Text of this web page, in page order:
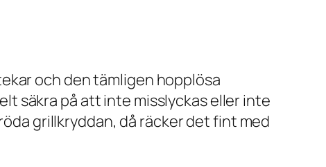
och den tämligen hopplösa
säkra på att inte misslyckas eller inte
grillkryddan, då räcker det fint med